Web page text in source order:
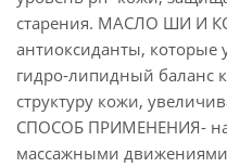
старения. МАСЛО ШИ И
антиоксиданты, которые
гидро-липидный баланс
структуру кожи,
СПОСОБ ПРИМЕНЕНИЯ-
массажными